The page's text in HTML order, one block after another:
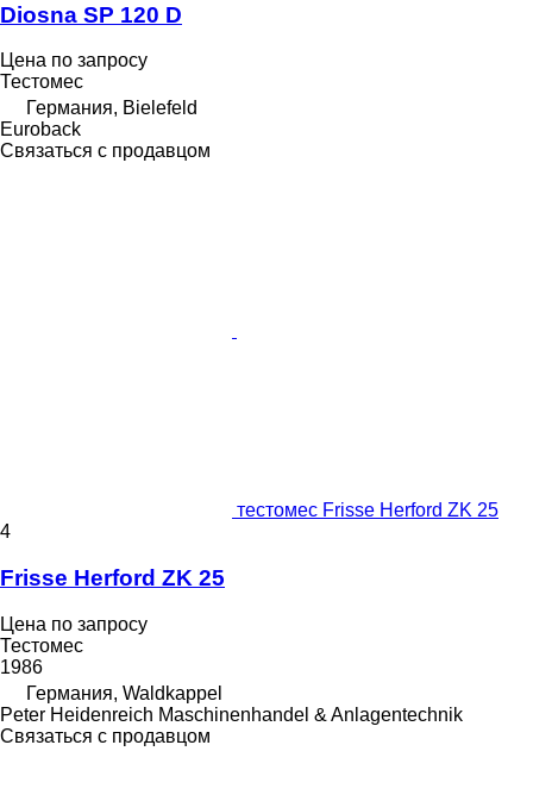
Diosna SP 120 D
Цена по запросу
Тестомес
Германия, Bielefeld
Euroback
Связаться с продавцом
тестомес Frisse Herford ZK 25
4
Frisse Herford ZK 25
Цена по запросу
Тестомес
1986
Германия, Waldkappel
Peter Heidenreich Maschinenhandel & Anlagentechnik
Связаться с продавцом